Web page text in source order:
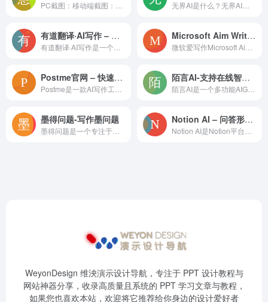
有道翻译·AI写作 – 一键成文、润色，助力高效创作 Microsoft Aim Writing微软爱写作
Postme官网 – 快速生成高质量外贸营销文案 陌言AI-支持在线智能AI写作，智能AI对话，智能AI客服
墨得问题-写作墨问题 Notion AI – 问答形式快速找到信息
WeyonDesign 维泱演示设计导航，专注于 PPT 设计教程与
网站神器分享，收录高质量且系统的 PPT 学习文章与教程，
如果您也喜欢本站，欢迎将它推荐给你身边的设计爱好者